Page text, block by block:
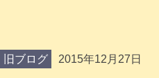
旧ブログ 2015年12月27日